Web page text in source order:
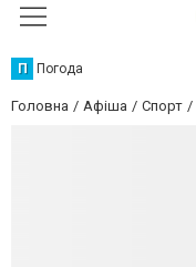
П Погода
Головна Афіша Спорт